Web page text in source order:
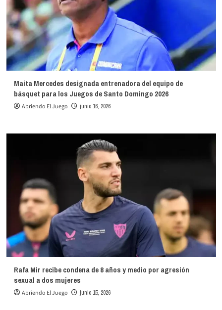
Maíta Mercedes designada entrenadora del equipo de
básquet para los Juegos de Santo Domingo 2026
Abriendo El Juego junio 16, 2026
Rafa Mir recibe condena de 8 años y medio por agresión
sexual a dos mujeres
Abriendo El Juego junio 15, 2026